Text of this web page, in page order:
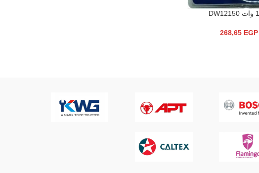
268,65 EGP